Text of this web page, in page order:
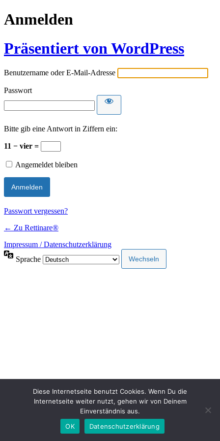
Anmelden
Präsentiert von WordPress
Benutzername oder E-Mail-Adresse
Passwort
Bitte gib eine Antwort in Ziffern ein:
11 − vier =
Angemeldet bleiben
Passwort vergessen?
← Zu Rettinare®
Impressum / Datenschutzerklärung
Sprache
Diese Internetseite benutzt Cookies. Wenn Du die
Internetseite weiter nutzt, gehen wir von Deinem
Einverständnis aus.
OK
Datenschutzerklärung